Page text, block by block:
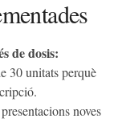
de dosis:
30 unitats perquè
noves